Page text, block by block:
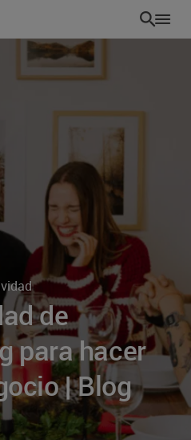
de
para hacer
| Blog